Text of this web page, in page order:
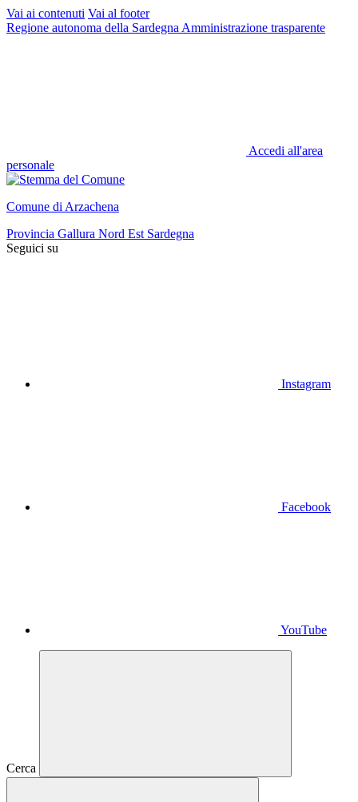
Vai ai contenuti Vai al footer
Regione autonoma della Sardegna Amministrazione trasparente
Accedi all'area
personale
Comune di Arzachena
Provincia Gallura Nord Est Sardegna
Seguici su
Instagram
Facebook
YouTube
Cerca